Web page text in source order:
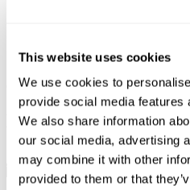
This website uses cookies
We use cookies to
provide social media features
We also share information
our social media, advertising
may combine it with other
provided to them or that
Comprar Fechar
Descrição
Valery Meladze atuará na